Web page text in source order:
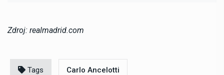
Zdroj: realmadrid.com
Tags Carlo Ancelotti